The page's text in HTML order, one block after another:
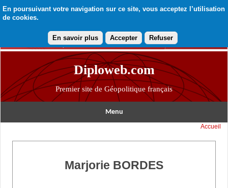
En poursuivant votre navigation sur ce site, vous acceptez l’utilisation
de cookies.
En savoir plus Accepter Refuser
Diploweb.com
Premier site de Géopolitique français
Menu
Accueil
Marjorie BORDES